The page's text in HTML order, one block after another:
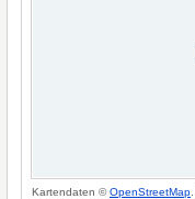
Kartendaten ©OpenStreetMap